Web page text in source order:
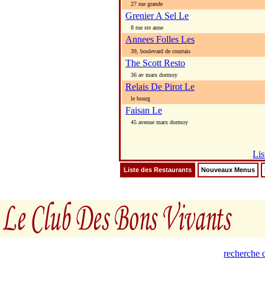
27 rue grande
Grenier A Sel Le
8 rue ste anne
Annees Folles Les
39, boulevard de courtais
The Scott Resto
36 av marx dormoy
Relais De Pirot Le
le bourg
Faisan Le
45 avenue marx dormoy
Liste des Restaurants Nouveaux Menus
recherche